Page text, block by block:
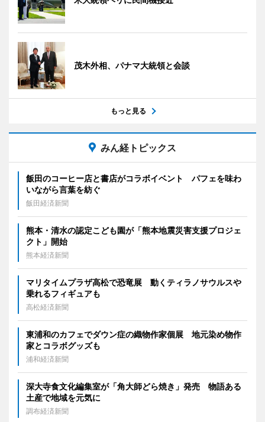
茂木外相、パナマ大統領と会談
もっと見る
みん経トピックス
飯田のコーヒー店と書店がコラボイベント パフェを味わ
いながら言葉を紡ぐ
飯田経済新聞
熊本・清水の認定こども園が「熊本地震災害支援プロジェ
クト」開始
熊本経済新聞
マリタイムプラザ高松で恐竜展 動くティラノサウルスや
乗れるフィギュアも
高松経済新聞
東浦和のカフェでダウン症の織物作家個展 地元染め物作
家とコラボグッズも
浦和経済新聞
深大寺食文化編集室が「角大師どら焼き」発売 物語ある
土産で地域を元気に
調布経済新聞